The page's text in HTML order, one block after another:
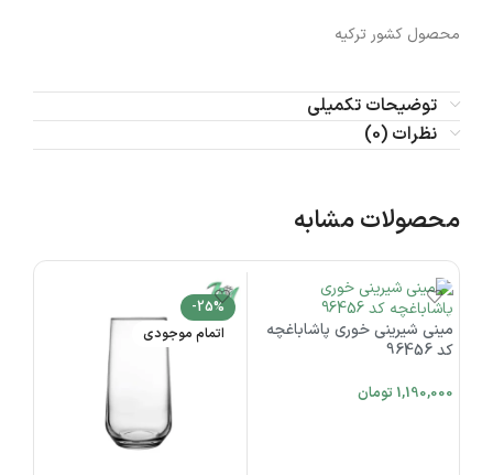
محصول کشور ترکیه
توضیحات تکمیلی
نظرات (0)
محصولات مشابه
مینی شیرینی خوری پاشاباغچه
کد 96456
1,190,000 تومان
-25%
اتمام موجودی